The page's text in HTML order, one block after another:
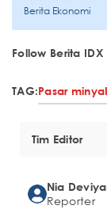
Berita Ekonomi
Follow Berita
TAG:Pasar
Tim Editor
Nia
Reporter